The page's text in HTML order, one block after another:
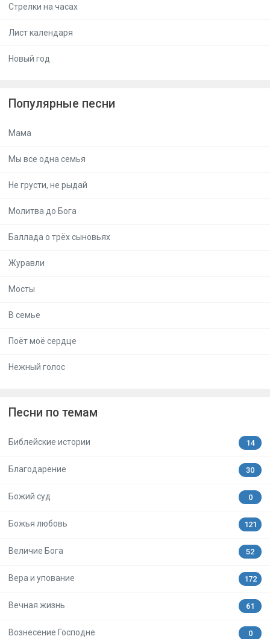
Стрелки на часах
Лист календаря
Новый год
Популярные песни
Мама
Мы все одна семья
Не грусти, не рыдай
Молитва до Бога
Баллада о трёх сыновьях
Журавли
Мосты
В семье
Поёт моё сердце
Нежный голос
Песни по темам
Библейские истории 14
Благодарение 30
Божий суд 0
Божья любовь 121
Величие Бога 52
Вера и упование 172
Вечная жизнь 61
Вознесение Господне 0